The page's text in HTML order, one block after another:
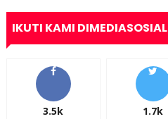
IKUTI KAMI DIMEDIASOSIAL
3.5k 1.7k